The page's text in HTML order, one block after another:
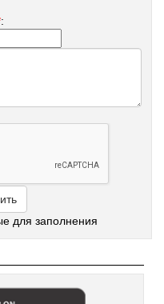
:
для заполнения